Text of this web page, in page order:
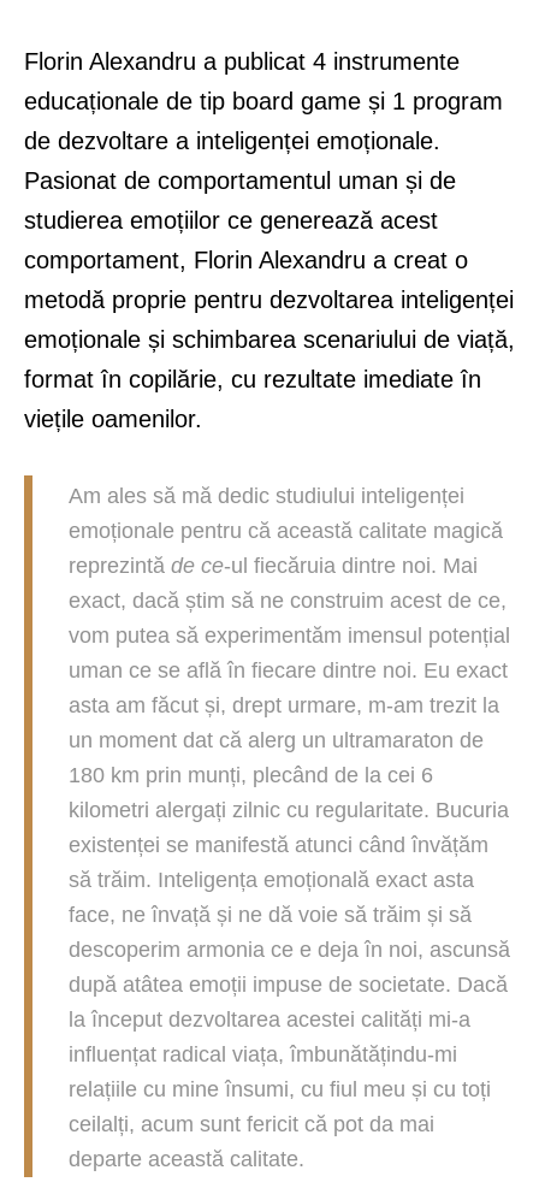
Florin Alexandru a publicat 4 instrumente
educaționale de tip board game și 1 program
de dezvoltare a inteligenței emoționale.
Pasionat de comportamentul uman și de
studierea emoțiilor ce generează acest
comportament, Florin Alexandru a creat o
metodă proprie pentru dezvoltarea inteligenței
emoționale și schimbarea scenariului de viață,
format în copilărie, cu rezultate imediate în
viețile oamenilor.
Am ales să mă dedic studiului inteligenței
emoționale pentru că această calitate magică
reprezintă de ce-ul fiecăruia dintre noi. Mai
exact, dacă știm să ne construim acest de ce,
vom putea să experimentăm imensul potențial
uman ce se află în fiecare dintre noi. Eu exact
asta am făcut și, drept urmare, m-am trezit la
un moment dat că alerg un ultramaraton de
180 km prin munți, plecând de la cei 6
kilometri alergați zilnic cu regularitate. Bucuria
existenței se manifestă atunci când învățăm
să trăim. Inteligența emoțională exact asta
face, ne învață și ne dă voie să trăim și să
descoperim armonia ce e deja în noi, ascunsă
după atâtea emoții impuse de societate. Dacă
la început dezvoltarea acestei calități mi-a
influențat radical viața, îmbunătățindu-mi
relațiile cu mine însumi, cu fiul meu și cu toți
ceilalți, acum sunt fericit că pot da mai
departe această calitate.